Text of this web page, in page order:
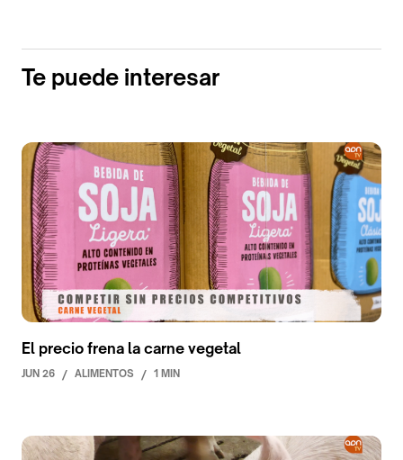
Te puede interesar
El precio frena la carne vegetal
JUN 26 / ALIMENTOS / 1 MIN